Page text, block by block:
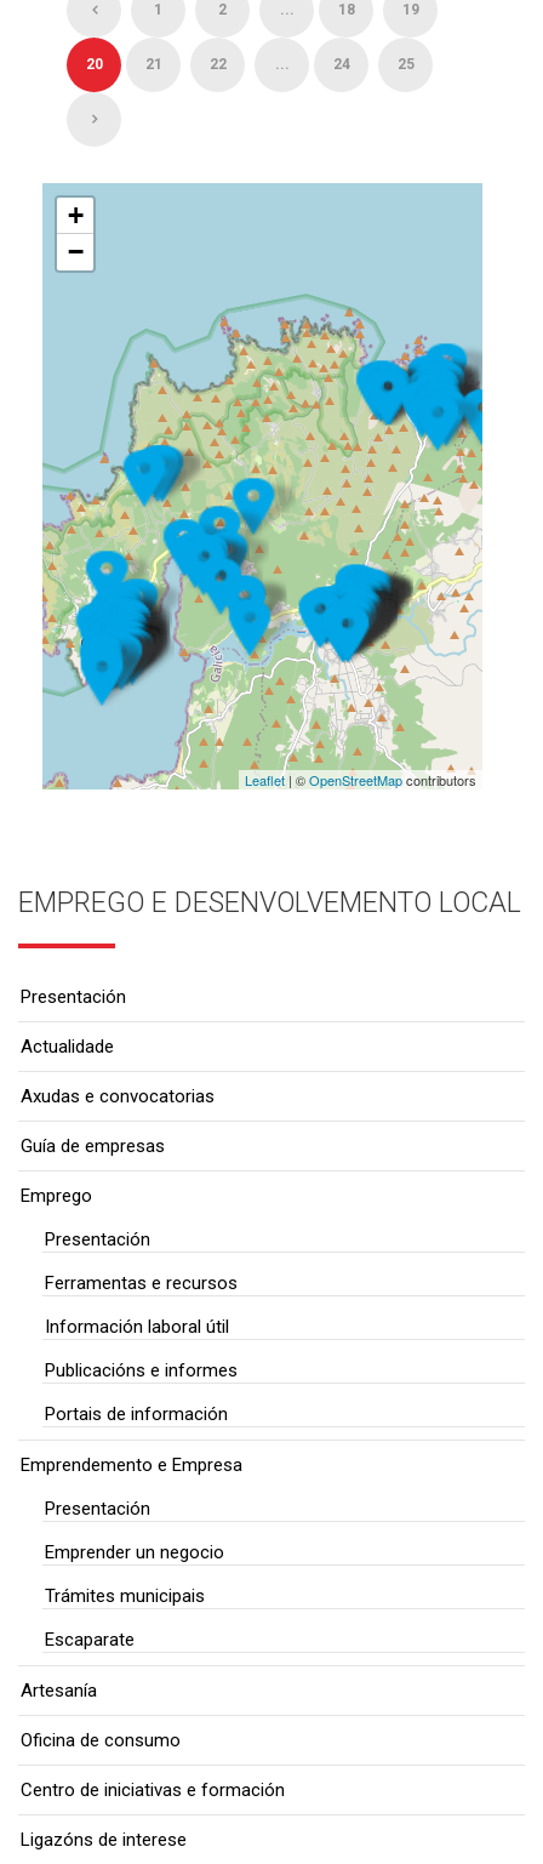
1 2 ... 18 19
20 21 22 ... 24 25
+
−
Leaflet| ©OpenStreetMapcontributors
EMPREGO E DESENVOLVEMENTO LOCAL
Presentación
Actualidade
Axudas e convocatorias
Guía de empresas
Emprego
Presentación
Ferramentas e recursos
Información laboral útil
Publicacións e informes
Portais de información
Emprendemento e Empresa
Presentación
Emprender un negocio
Trámites municipais
Escaparate
Artesanía
Oficina de consumo
Centro de iniciativas e formación
Ligazóns de interese